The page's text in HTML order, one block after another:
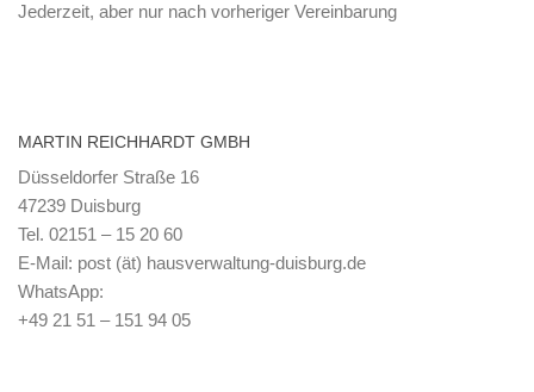
Jederzeit, aber nur nach vorheriger Vereinbarung
MARTIN REICHHARDT GMBH
Düsseldorfer Straße 16
47239 Duisburg
Tel. 02151 – 15 20 60
E-Mail: post (ät) hausverwaltung-duisburg.de
WhatsApp:
+49 21 51 – 151 94 05